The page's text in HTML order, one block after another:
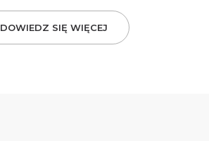
DOWIEDZ SIĘ WIĘCEJ